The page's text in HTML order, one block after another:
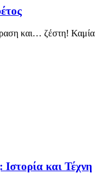
και… ζέστη! Καμία
και Τέχνη